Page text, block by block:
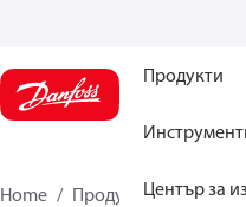
Продукти
Център за
Home Продукти